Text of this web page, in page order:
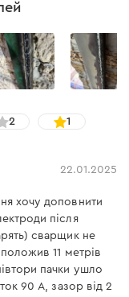
2 1
22.01.2025
хочу доповнити
після
сварщик не
11 метрів
пачки ушло
90 А, зазор від 2